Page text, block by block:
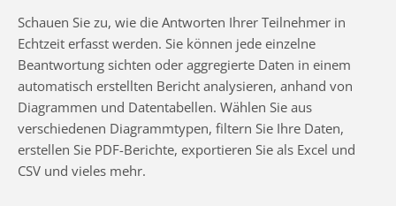
Schauen Sie zu, wie die Antworten Ihrer Teilnehmer in
Echtzeit erfasst werden. Sie können jede einzelne
Beantwortung sichten oder aggregierte Daten in einem
automatisch erstellten Bericht analysieren, anhand von
Diagrammen und Datentabellen. Wählen Sie aus
verschiedenen Diagrammtypen, filtern Sie Ihre Daten,
erstellen Sie PDF-Berichte, exportieren Sie als Excel und
CSV und vieles mehr.